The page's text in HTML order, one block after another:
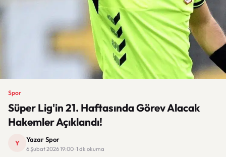
Spor
Süper Lig'in 21. Haftasında Görev Alacak
Hakemler Açıklandı!
Y Yazar Spor
6 Şubat 2026 19:00 · 1 dk okuma